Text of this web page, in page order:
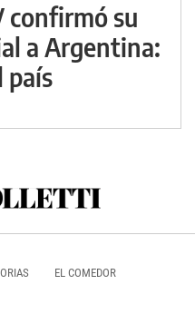
confirmó su
a Argentina:
país
EL COMEDOR